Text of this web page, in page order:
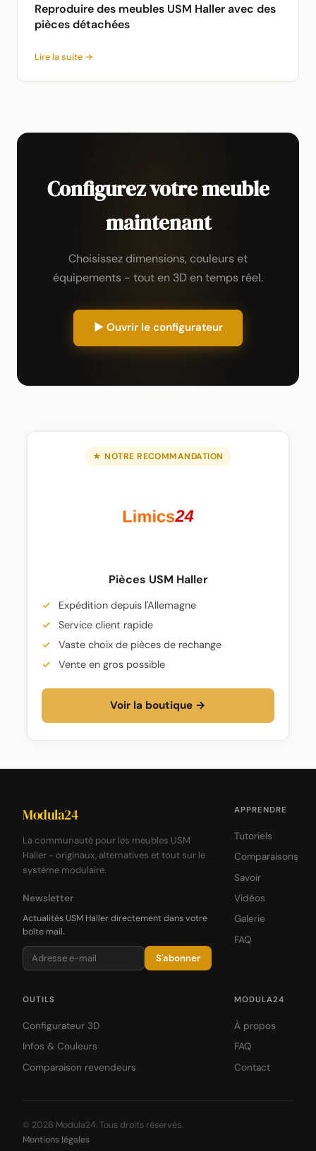
Reproduire des meubles USM Haller avec des
pièces détachées
Lire la suite →
Configurez votre meuble
maintenant
Choisissez dimensions, couleurs et
équipements - tout en 3D en temps réel.
▶ Ouvrir le configurateur
★ NOTRE RECOMMANDATION
Pièces USM Haller
Expédition depuis l'Allemagne
Service client rapide
Vaste choix de pièces de rechange
Vente en gros possible
Voir la boutique →
Modula24
La communauté pour les meubles USM
Haller - originaux, alternatives et tout sur le
système modulaire.
Newsletter
Actualités USM Haller directement dans votre
boîte mail.
S'abonner
APPRENDRE
Tutoriels
Comparaisons
Savoir
Vidéos
Galerie
FAQ
OUTILS
Configurateur 3D
Infos & Couleurs
Comparaison revendeurs
MODULA24
À propos
FAQ
Contact
© 2026 Modula24. Tous droits réservés.
Mentions légales